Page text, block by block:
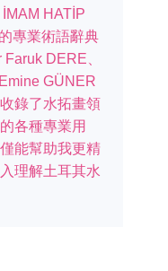
HATİP
專業術語辭典
DERE、
GÜNER
錄了水拓畫領
各種專業用
能幫助我更精
理解土耳其水